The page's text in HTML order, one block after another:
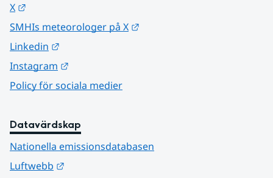
X
SMHIs meteorologer på X
Linkedin
Instagram
Policy för sociala medier
Datavärdskap
Nationella emissionsdatabasen
Luftwebb